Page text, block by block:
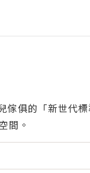
傢俱的「新世代
間。